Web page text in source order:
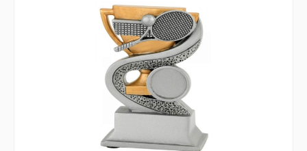
Bildergalerie überspringen